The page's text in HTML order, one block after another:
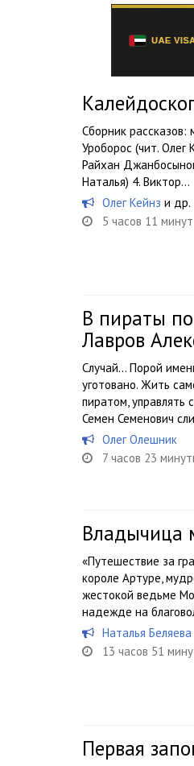
Сборник рассказов:
Уроборос (чит. Олег
Райхан
Наталья) 4. Виктор...
Олег Кейнз и др.
5 часов 11 минут
В пираты
Лавров
Случай… Порой
уготовано. Жить
пиратом, управлять
Семен Семенович
Олег Олешник
7 часов 23
Владычица
«Путешествие за
короле Артуре,
жестокой ведьме
надежде на
Наталья Беляева
13 часов 51
Первая